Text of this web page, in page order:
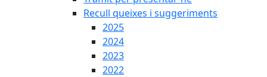
Recull queixes i suggeriments
2025
2024
2023
2022